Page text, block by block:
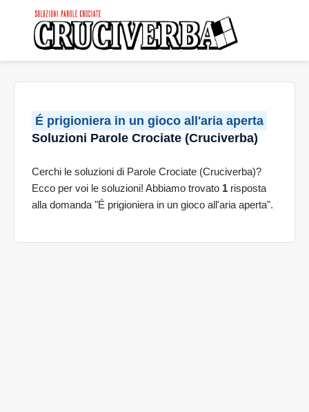
É prigioniera in un gioco all'aria aperta
Soluzioni Parole Crociate (Cruciverba)
Cerchi le soluzioni di Parole Crociate (Cruciverba)?
Ecco per voi le soluzioni! Abbiamo trovato 1 risposta
alla domanda "É prigioniera in un gioco all'aria aperta".